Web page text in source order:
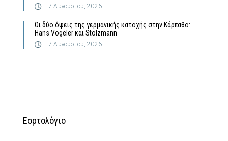
7 Αυγούστου, 2026
Οι δύο όψεις της γερμανικής κατοχής στην Κάρπαθο:
Hans Vogeler και Stolzmann
7 Αυγούστου, 2026
Εορτολόγιο